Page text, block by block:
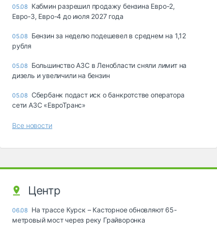
05.08 Кабмин разрешил продажу бензина Евро-2,
Евро-3, Евро-4 до июля 2027 года
05.08 Бензин за неделю подешевел в среднем на 1,12
рубля
05.08 Большинство АЗС в Ленобласти сняли лимит на
дизель и увеличили на бензин
05.08 Сбербанк подаст иск о банкротстве оператора
сети АЗС «ЕвроТранс»
Все новости
Центр
06.08 На трассе Курск – Касторное обновляют 65-
метровый мост через реку Грайворонка